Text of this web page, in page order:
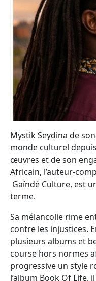
Mystik Seydina de
monde culturel
œuvres et de son
Africain, l’auteur-
Gaïndé Culture, est
terme.
Sa mélancolie rime
contre les injustices.
plusieurs albums et
course hors normes
progressive un style
l’album Book Of Life,